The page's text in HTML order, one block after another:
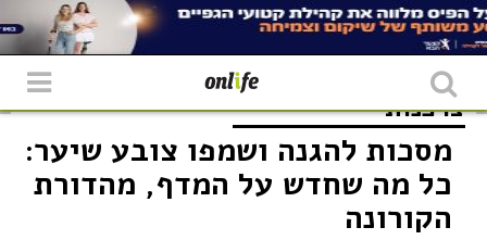
צרכנות
מסכות להגנה ושמפו צובע שיער:
כל מה שחדש על המדף, מהדורת
הקורונה